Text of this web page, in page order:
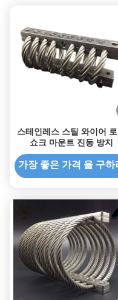
스테인레스 스틸 와이어
쇼크 마운트 진동 방지
가장 좋은 가격 을 구하